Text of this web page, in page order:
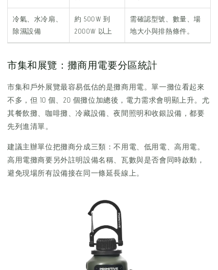
冷氣、水冷扇、
除濕設備
約 500W 到
2000W 以上
需確認型號、數量、場
地大小與排熱條件。
市集和展覽：攤商用電要分區統計
市集和戶外展覽最容易低估的是攤商用電。單一攤位看起來
不多，但 10 個、20 個攤位加總後，電力需求會明顯上升。尤
其餐飲攤、咖啡攤、冷藏設備、夜間照明和收銀設備，都要
先列進清單。
建議主辦單位把攤商分成三類：不用電、低用電、高用電。
高用電攤商要另外註明設備名稱、瓦數與是否會同時啟動，
避免現場所有設備接在同一條延長線上。